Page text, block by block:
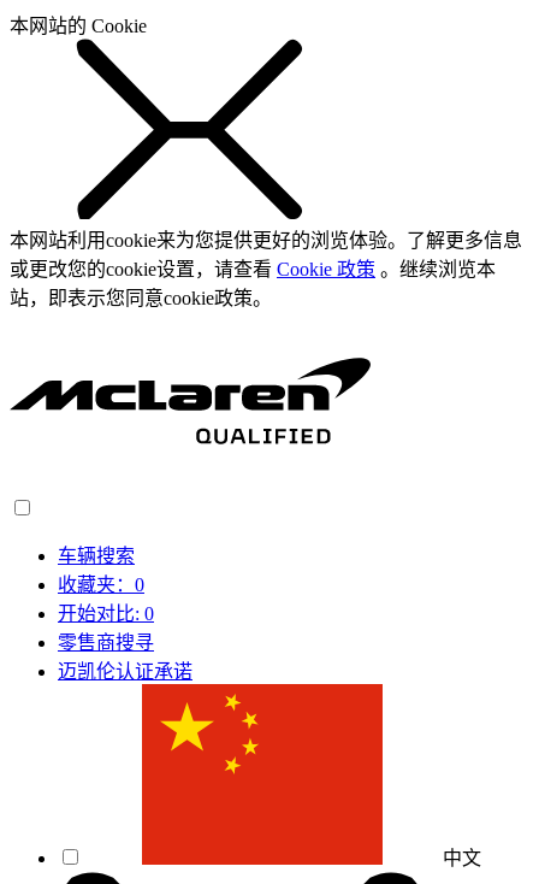
本网站的 Cookie
本网站利用cookie来为您提供更好的浏览体验。了解更多信息
或更改您的cookie设置，请查看 Cookie 政策 。继续浏览本
站，即表示您同意cookie政策。
车辆搜索
收藏夹： 0
开始对比: 0
零售商搜寻
迈凯伦认证承诺
中文